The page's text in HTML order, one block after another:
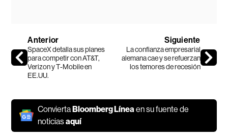
Anterior
SpaceX detalla sus planes
para competir con AT&T,
Verizon y T-Mobile en
EE.UU.
Siguiente
La confianza empresarial
alemana cae y se refuerzan
los temores de recesión
ConviertaBloomberg Línea en su fuente de
noticiasaquí